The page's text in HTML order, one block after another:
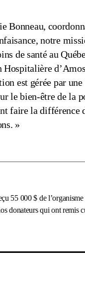
Bonneau,
notre
de santé au
est gérée par
le bien-être de la
faire la différence
»
55 000 $ de
donateurs qui ont